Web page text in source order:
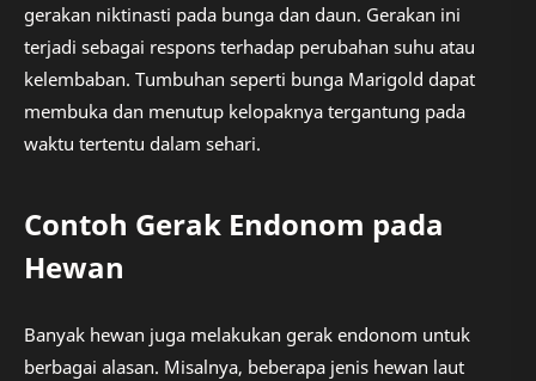
gerakan niktinasti pada bunga dan daun. Gerakan ini
terjadi sebagai respons terhadap perubahan suhu atau
kelembaban. Tumbuhan seperti bunga Marigold dapat
membuka dan menutup kelopaknya tergantung pada
waktu tertentu dalam sehari.
Contoh Gerak Endonom pada
Hewan
Banyak hewan juga melakukan gerak endonom untuk
berbagai alasan. Misalnya, beberapa jenis hewan laut